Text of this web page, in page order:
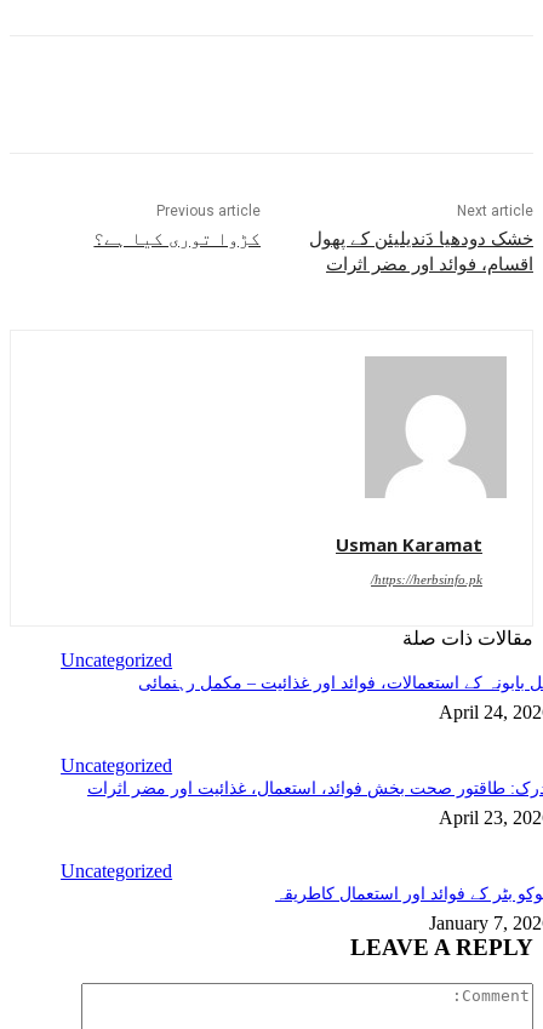
Previous article
کڑوا توری کیا ہے؟
Next article
خشک دودھیا دَندیلیئن کے پھول
اقسام، فوائد اور مضر اثرات
Usman Karamat
https://herbsinfo.pk/
مقالات ذات صلة
Uncategorized
بابونہ کے استعمالات، فوائد اور غذائیت – مکمل رہنمائی
April 24,
Uncategorized
طاقتور صحت بخش فوائد، استعمال، غذائیت اور مضر اثرات
April 23,
Uncategorized
بٹر کے فوائد اور استعمال کاطریقہ
January 7,
LEAVE A REPLY